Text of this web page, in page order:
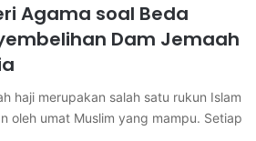
Agama soal Beda
Dam Jemaah
haji merupakan salah satu rukun Islam
oleh umat Muslim yang mampu. Setiap